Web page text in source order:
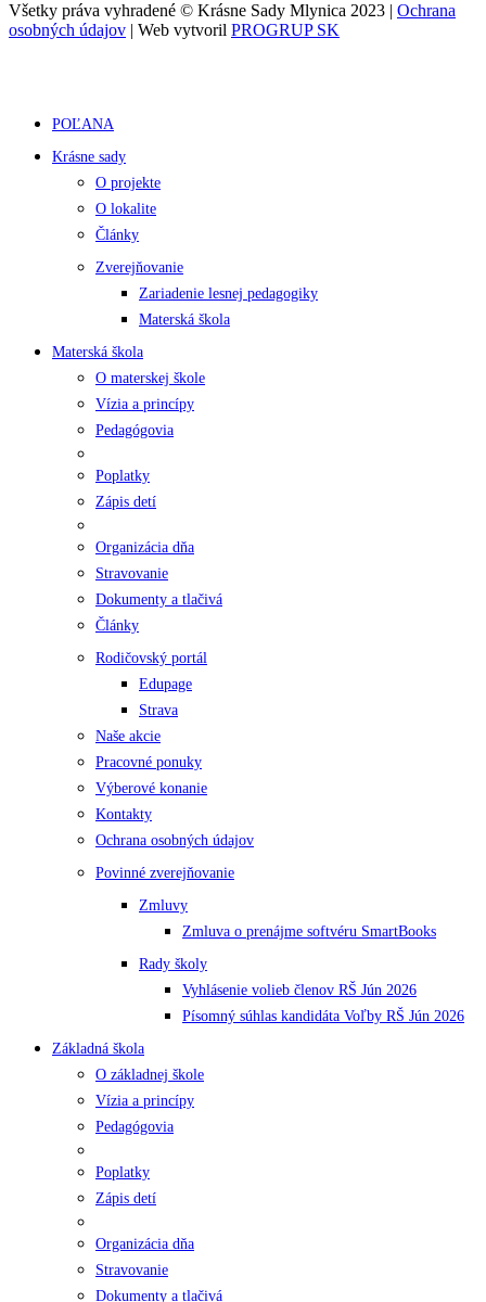
Všetky práva vyhradené © Krásne Sady Mlynica 2023 | Ochrana
osobných údajov | Web vytvoril PROGRUP SK
POĽANA
Krásne sady
O projekte
O lokalite
Články
Zverejňovanie
Zariadenie lesnej pedagogiky
Materská škola
Materská škola
O materskej škole
Vízia a princípy
Pedagógovia
Poplatky
Zápis detí
Organizácia dňa
Stravovanie
Dokumenty a tlačivá
Články
Rodičovský portál
Edupage
Strava
Naše akcie
Pracovné ponuky
Výberové konanie
Kontakty
Ochrana osobných údajov
Povinné zverejňovanie
Zmluvy
Zmluva o prenájme softvéru SmartBooks
Rady školy
Vyhlásenie volieb členov RŠ Jún 2026
Písomný súhlas kandidáta Voľby RŠ Jún 2026
Základná škola
O základnej škole
Vízia a princípy
Pedagógovia
Poplatky
Zápis detí
Organizácia dňa
Stravovanie
Dokumenty a tlačivá